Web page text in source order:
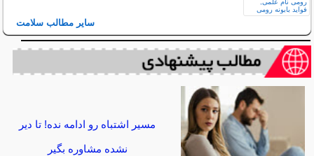
سایر مطالب سلامت
مسیر اشتباه رو ادامه نده! تا دیر
نشده مشاوره بگیر